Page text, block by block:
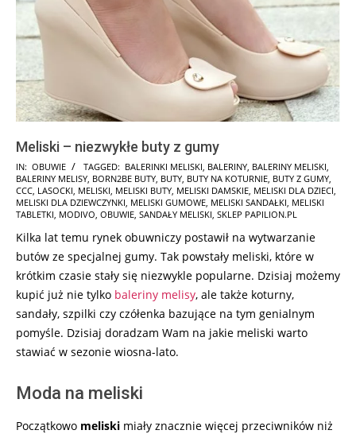
Meliski – niezwykłe buty z gumy
2025-
01-
27
IN: OBUWIE TAGGED: BALERINKI MELISKI BALERINY BALERINY MELISKI
BALERINY MELISY BORN2BE BUTY BUTY BUTY NA KOTURNIE BUTY Z GUMY
CCC LASOCKI MELISKI MELISKI BUTY MELISKI DAMSKIE MELISKI DLA DZIECI
MELISKI DLA DZIEWCZYNKI MELISKI GUMOWE MELISKI SANDAŁKI MELISKI
TABLETKI MODIVO OBUWIE SANDAŁY MELISKI SKLEP PAPILION.PL
Kilka lat temu rynek obuwniczy postawił na wytwarzanie
butów ze specjalnej gumy. Tak powstały meliski, które w
krótkim czasie stały się niezwykle popularne. Dzisiaj możemy
kupić już nie tylko baleriny melisy, ale także koturny,
sandały, szpilki czy czółenka bazujące na tym genialnym
pomyśle. Dzisiaj doradzam Wam na jakie meliski warto
stawiać w sezonie wiosna-lato.
Moda na meliski
Początkowo meliski miały znacznie więcej przeciwników niż